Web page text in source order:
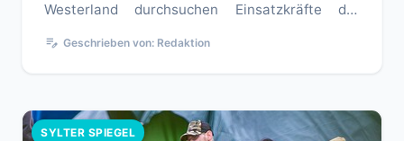
Westerland durchsuchen Einsatzkräfte der
edit_note Geschrieben von: Redaktion
SYLTER SPIEGEL